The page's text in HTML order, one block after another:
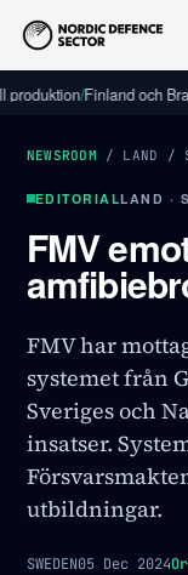
/Finland och Brasilien
NEWSROOM / LAND /
EDITORIALLAND ·
FMV
FMV har
systemet från
Sveriges och
insatser.
utbildningar.
SWEDEN05 Dec 2024